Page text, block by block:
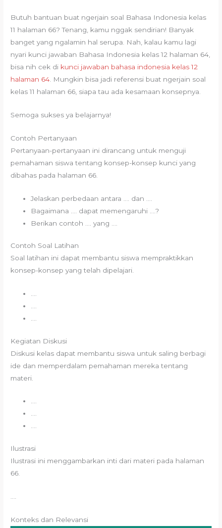
Butuh bantuan buat ngerjain soal Bahasa Indonesia kelas
11 halaman 66? Tenang, kamu nggak sendirian! Banyak
banget yang ngalamin hal serupa. Nah, kalau kamu lagi
nyari kunci jawaban Bahasa Indonesia kelas 12 halaman 64,
bisa nih cek di kunci jawaban bahasa indonesia kelas 12
halaman 64 . Mungkin bisa jadi referensi buat ngerjain soal
kelas 11 halaman 66, siapa tau ada kesamaan konsepnya.
Semoga sukses ya belajarnya!
Contoh Pertanyaan
Pertanyaan-pertanyaan ini dirancang untuk menguji
pemahaman siswa tentang konsep-konsep kunci yang
dibahas pada halaman 66.
Jelaskan perbedaan antara …. dan ….
Bagaimana …. dapat memengaruhi ….?
Berikan contoh …. yang ….
Contoh Soal Latihan
Soal latihan ini dapat membantu siswa mempraktikkan
konsep-konsep yang telah dipelajari.
Kegiatan Diskusi
Diskusi kelas dapat membantu siswa untuk saling berbagi
ide dan memperdalam pemahaman mereka tentang
materi.
….
….
….
Ilustrasi
Ilustrasi ini menggambarkan inti dari materi pada halaman
66.
Konteks dan Relevansi